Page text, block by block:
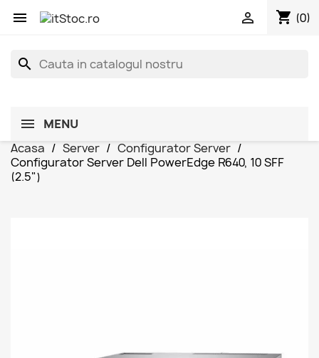
 shopping_cart (0)

search
MENU
Acasa
Server
Configurator Server
Configurator Server Dell PowerEdge R640, 10 SFF
(2.5")